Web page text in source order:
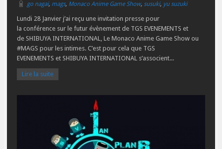
go nagai, mags, Monaco Anime Game Show, susuki, yu suzuki
Lundi 28 Janvier j’ai reçu une invitation presse pour
la conférence sur le futur évènement de TGS EVENEMENTS et
de SHIBUYA INTERNATIONAL, Le Monaco Anime Game Show ou
#MAGS pour les intimes. C’est pour cela que TGS
EVENEMENTS et SHIBUYA INTERNATIONAL s’associent...
Lire la suite